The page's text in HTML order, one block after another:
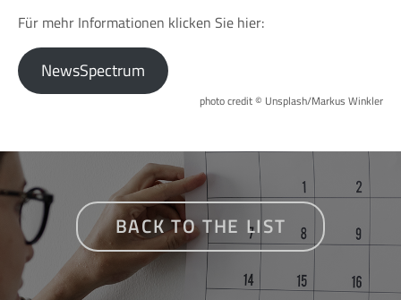
Für mehr Informationen klicken Sie hier:
NewsSpectrum
photo credit © Unsplash/Markus Winkler
BACK TO THE LIST